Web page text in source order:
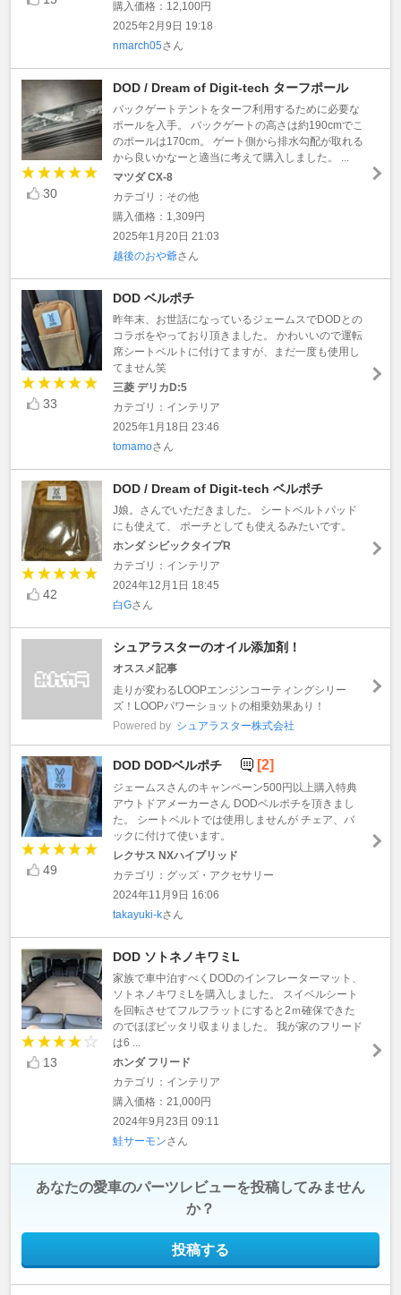
購入価格：12,100円
2025年2月9日 19:18
nmarch05さん
30
DOD / Dream of Digit-tech ターフポール
バックゲートテントをターフ利用するために必要な
ポールを入手。 バックゲートの高さは約190cmでこ
のポールは170cm。 ゲート側から排水勾配が取れる
から良いかなーと適当に考えて購入しました。 ...
マツダ CX-8
カテゴリ：その他
購入価格：1,309円
2025年1月20日 21:03
越後のおや爺さん
33
DOD ベルポチ
昨年末、お世話になっているジェームスでDODとの
コラボをやっており頂きました。 かわいいので運転
席シートベルトに付けてますが、まだ一度も使用し
てません笑
三菱 デリカD:5
カテゴリ：インテリア
2025年1月18日 23:46
tomamoさん
42
DOD / Dream of Digit-tech ベルポチ
J娘。さんでいただきました。 シートベルトパッド
にも使えて、 ポーチとしても使えるみたいです。
ホンダ シビックタイプR
カテゴリ：インテリア
2024年12月1日 18:45
白Gさん
シュアラスターのオイル添加剤！
オススメ記事
走りが変わるLOOPエンジンコーティングシリー
ズ！LOOPパワーショットの相乗効果あり！
Powered by シュアラスター株式会社
49
DOD DODベルポチ [2]
ジェームスさんのキャンペーン500円以上購入特典
アウトドアメーカーさん DODベルポチを頂きまし
た。 シートベルトでは使用しませんが チェア、バ
ックに付けて使います。
レクサス NXハイブリッド
カテゴリ：グッズ・アクセサリー
2024年11月9日 16:06
takayuki-kさん
13
DOD ソトネノキワミL
家族で車中泊すべくDODのインフレーターマット、
ソトネノキワミLを購入しました。 スイベルシート
を回転させてフルフラットにすると2ｍ確保できた
のでほぼピッタリ収まりました。 我が家のフリード
は6 ...
ホンダ フリード
カテゴリ：インテリア
購入価格：21,000円
2024年9月23日 09:11
鮭サーモンさん
あなたの愛車のパーツレビューを投稿してみません
か？
投稿する